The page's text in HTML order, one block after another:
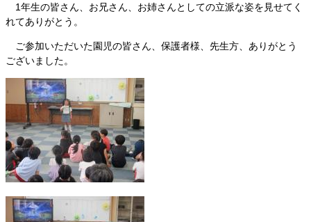
1年生の皆さん、お兄さん、お姉さんとしての立派な姿を見せてく
れてありがとう。
ご参加いただいた園児の皆さん、保護者様、先生方、ありがとう
ございました。